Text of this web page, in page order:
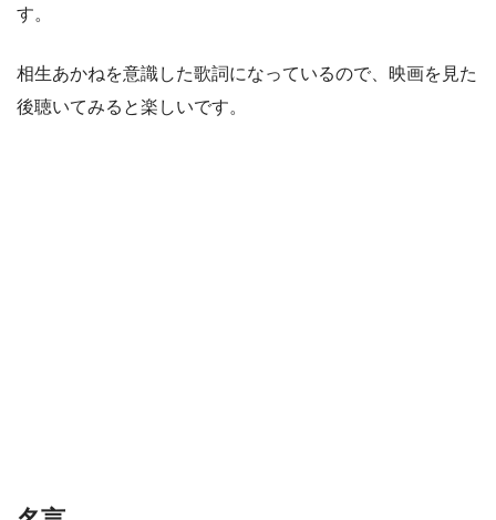
す。
相生あかねを意識した歌詞になっているので、映画を見た
後聴いてみると楽しいです。